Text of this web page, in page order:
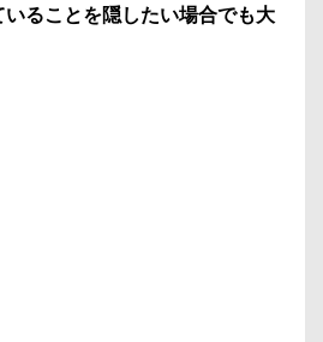
ることを隠したい場合でも大